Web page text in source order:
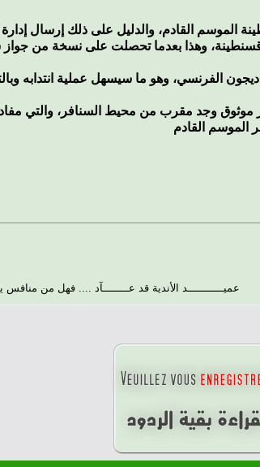
القادم، والدليل على ذلك إرسال إدارة
قسنطينة، وهذا بعدما تحصلت على نسخة من
الفرنسي، وهو ما سيسهل عملية انتدابه
موثوق وجد مقرب من محيط السنافر، والتي
عميـــــــــــد الأندية قد عــــــــآد .... فهل من منافس